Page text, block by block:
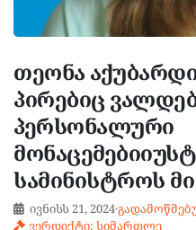
თეონა
პირებიც
პერსონალური
სამინისტროს
ივნისს 21, 2024·
ვერდიქტი: სიმართლე